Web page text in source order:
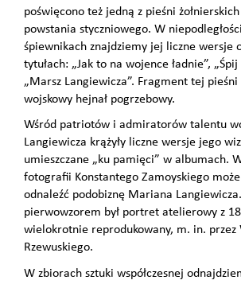
poświęcono też jedną z pieśni
powstania styczniowego. W
śpiewnikach znajdziemy jej liczne wersje
tytułach: „Jak to na wojence ładnie”,
„Marsz Langiewicza”. Fragment tej
wojskowy hejnał pogrzebowy.
Wśród patriotów i admiratorów talentu
Langiewicza krążyły liczne wersje jego
umieszczane „ku pamięci” w albumach.
fotografii Konstantego Zamoyskiego
odnaleźć podobiznę Mariana
pierwowzorem był portret atelierowy z
wielokrotnie reprodukowany, m. in. przez
Rzewuskiego.
W zbiorach sztuki współczesnej